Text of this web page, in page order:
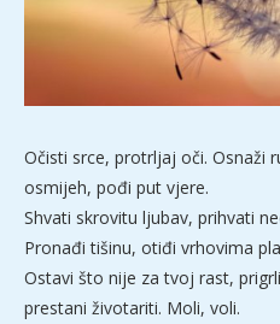
Očisti srce, protrljaj oči. Osnaži
osmijeh, pođi put vjere.
Shvati skrovitu ljubav, prihvati
Pronađi tišinu, otiđi vrhovima
Ostavi što nije za tvoj rast,
prestani životariti. Moli, voli.